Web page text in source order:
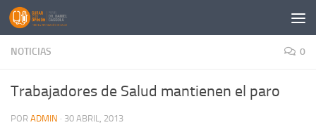
Saltar al contenido
NOTICIAS 0
Trabajadores de Salud mantienen el paro
POR ADMIN · 30 ABRIL, 2013